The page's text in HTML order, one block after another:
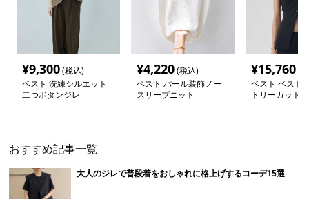
¥9,300(税込)
ベスト 洗練シルエット
二つボタンジレ
¥4,220(税込)
ベスト パール装飾ノー
スリーブニット
¥15,760
ベスト ベスト
トリーカット
おすすめ記事一覧
大人のジレで普段着をおしゃれに格上げするコーデ15選